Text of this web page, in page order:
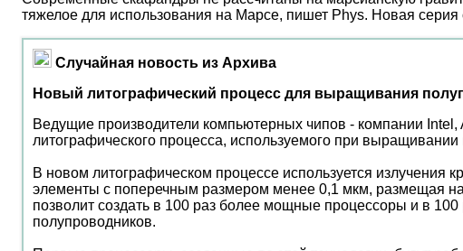
тяжелое для использования на Марсе, пишет Phys. Новая серия
Случайная новость из Архива
Новый литографический процесс для выращивания
Ведущие производители компьютерных чипов - компании
литографического процесса, используемого при
В новом литографическом процессе используется излучения
элементы с поперечным размером менее 0,1 мкм, размещая на
позволит создать в 100 раз более мощные процессоры и в
полупроводников.